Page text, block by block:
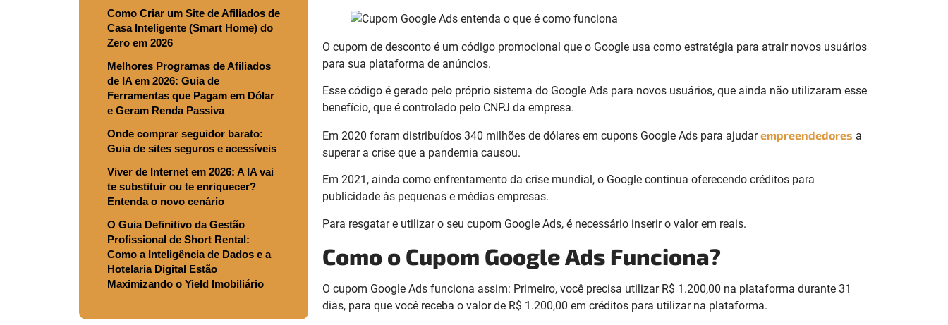
Como Criar um Site de Afiliados de
Casa Inteligente (Smart Home) do
Zero em 2026
Melhores Programas de Afiliados
de IA em 2026: Guia de
Ferramentas que Pagam em Dólar
e Geram Renda Passiva
Onde comprar seguidor barato:
Guia de sites seguros e acessíveis
Viver de Internet em 2026: A IA vai
te substituir ou te enriquecer?
Entenda o novo cenário
O Guia Definitivo da Gestão
Profissional de Short Rental:
Como a Inteligência de Dados e a
Hotelaria Digital Estão
Maximizando o Yield Imobiliário
O cupom de desconto é um código promocional que o Google usa como estratégia para atrair novos usuários
para sua plataforma de anúncios.
Esse código é gerado pelo próprio sistema do Google Ads para novos usuários, que ainda não utilizaram esse
benefício, que é controlado pelo CNPJ da empresa.
Em 2020 foram distribuídos 340 milhões de dólares em cupons Google Ads para ajudarempreendedores a
superar a crise que a pandemia causou.
Em 2021, ainda como enfrentamento da crise mundial, o Google continua oferecendo créditos para
publicidade às pequenas e médias empresas.
Para resgatar e utilizar o seu cupom Google Ads, é necessário inserir o valor em reais.
Como o Cupom Google Ads Funciona?
O cupom Google Ads funciona assim: Primeiro, você precisa utilizar R$ 1.200,00 na plataforma durante 31
dias, para que você receba o valor de R$ 1.200,00 em créditos para utilizar na plataforma.